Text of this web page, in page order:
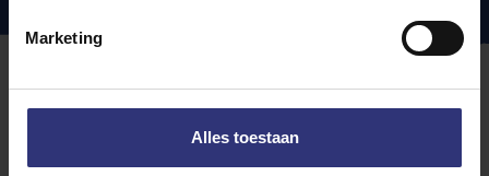
Marketing
Alles toestaan
Een klein gebaar
Smaakt al die positiviteit in je directe omgeving
naar meer? Dan is het tijd om met een klein